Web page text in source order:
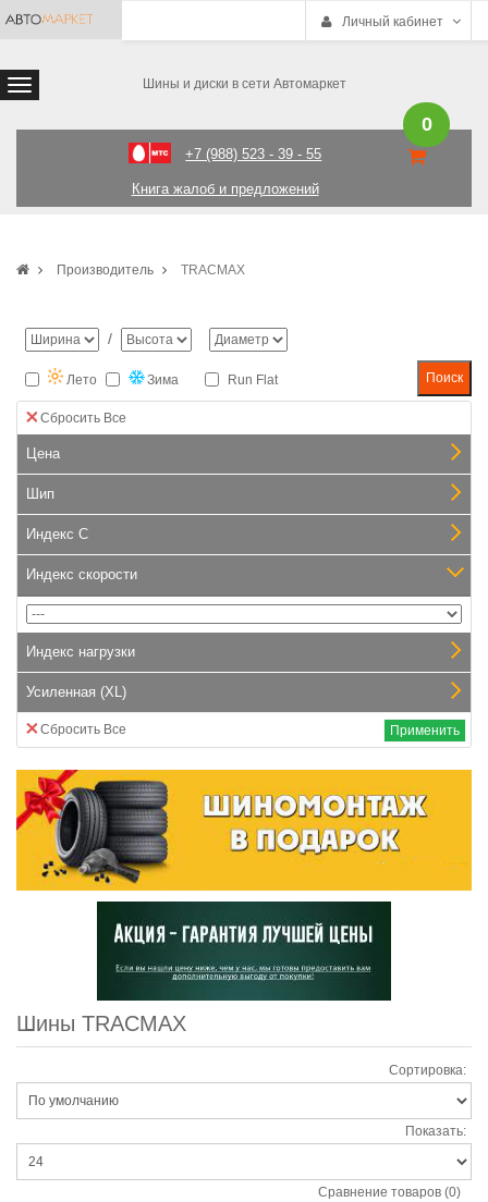
Личный кабинет
Шины и диски в сети Автомаркет
+7 (988) 523 - 39 - 55
Книга жалоб и предложений
0
Производитель TRACMAX
/
Лето Зима Run Flat
Сбросить Все
Цена
Шип
Индекс С
Индекс скорости
Индекс нагрузки
Усиленная (XL)
Сбросить Все Применить
Шины TRACMAX
Сортировка:
Показать:
Сравнение товаров (0)